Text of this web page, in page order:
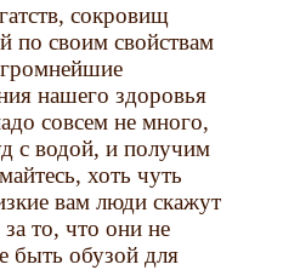
сокровищ
по своим свойствам
нашего здоровья
совсем не много,
с водой, и получим
хоть чуть
вам люди скажут
то, что они не
быть обузой для